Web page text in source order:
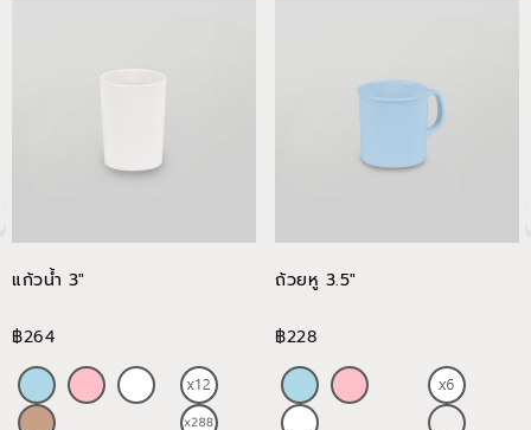
แก้วน้ำ 3"
฿264
ถ้วยหู 3.5"
฿228